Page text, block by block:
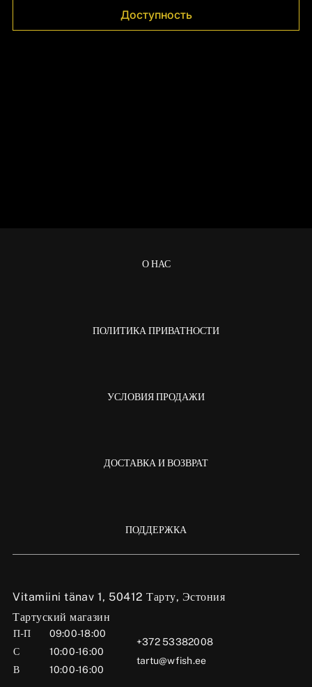
Доступность
Vitamiini tänav 1, 50412 Тарту, Эстония
Тартуский магазин
П-П
09:00-18:00
С
10:00-16:00
В
10:00-16:00
+372 53382008
tartu@wfish.ee
О НАС
ПОЛИТИКА ПРИВАТНОСТИ
УСЛОВИЯ ПРОДАЖИ
ДОСТАВКА И ВОЗВРАТ
ПОДДЕРЖКА